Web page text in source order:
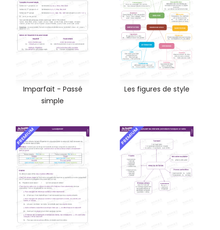
Imparfait - Passé
simple
Les figures de style
PREMIUM PREMIUM